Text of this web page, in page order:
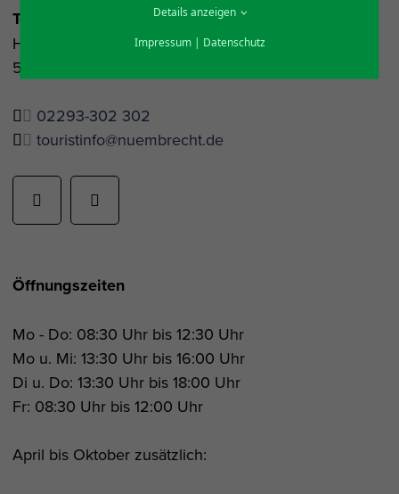
Touristinfo Nümbrecht
Hauptstraße 16
51588 Nümbrecht
02293-302 302
touristinfo@nuembrecht.de
Öffnungszeiten
Mo - Do: 08:30 Uhr bis 12:30 Uhr
Mo u. Mi: 13:30 Uhr bis 16:00 Uhr
Di u. Do: 13:30 Uhr bis 18:00 Uhr
Fr: 08:30 Uhr bis 12:00 Uhr
April bis Oktober zusätzlich:
Details anzeigen
Impressum| Datenschutz